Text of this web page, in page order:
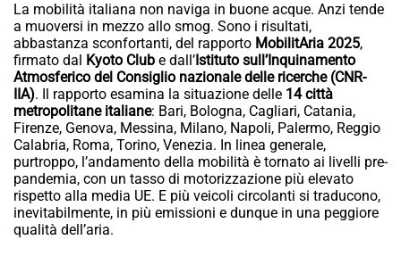
La mobilità italiana non naviga in buone acque. Anzi tende
a muoversi in mezzo allo smog. Sono i risultati,
abbastanza sconfortanti, del rapporto MobilitAria 2025,
firmato dal Kyoto Club e dall’Istituto sull’Inquinamento
Atmosferico del Consiglio nazionale delle ricerche (CNR-
IIA). Il rapporto esamina la situazione delle 14 città
metropolitane italiane: Bari, Bologna, Cagliari, Catania,
Firenze, Genova, Messina, Milano, Napoli, Palermo, Reggio
Calabria, Roma, Torino, Venezia. In linea generale,
purtroppo, l’andamento della mobilità è tornato ai livelli pre-
pandemia, con un tasso di motorizzazione più elevato
rispetto alla media UE. E più veicoli circolanti si traducono,
inevitabilmente, in più emissioni e dunque in una peggiore
qualità dell’aria.